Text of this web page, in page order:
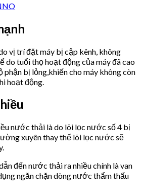
vị trí đặt máy bị cập kênh, không
do tuổi thọ hoạt động của máy đã cao
phận bị lỏng,khiến cho máy không còn
hoạt động.
nước thải là do lõi lọc nước số 4 bị
xuyên thay thế lõi lọc nước sẽ
đến nước thải ra nhiều chính là van
ngăn chặn dòng nước thẩm thấu